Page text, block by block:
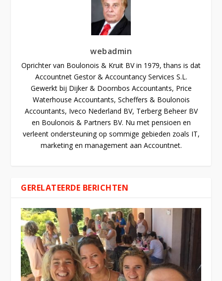
webadmin
Oprichter van Boulonois & Kruit BV in 1979, thans is dat
Accountnet Gestor & Accountancy Services S.L.
Gewerkt bij Dijker & Doornbos Accountants, Price
Waterhouse Accountants, Scheffers & Boulonois
Accountants, Iveco Nederland BV, Terberg Beheer BV
en Boulonois & Partners BV. Nu met pensioen en
verleent ondersteuning op sommige gebieden zoals IT,
marketing en management aan Accountnet.
GERELATEERDE BERICHTEN